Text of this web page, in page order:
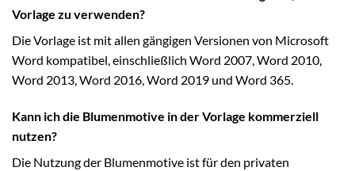
Vorlage zu verwenden?
Die Vorlage ist mit allen gängigen Versionen von Microsoft
Word kompatibel, einschließlich Word 2007, Word 2010,
Word 2013, Word 2016, Word 2019 und Word 365.
Kann ich die Blumenmotive in der Vorlage kommerziell
nutzen?
Die Nutzung der Blumenmotive ist für den privaten